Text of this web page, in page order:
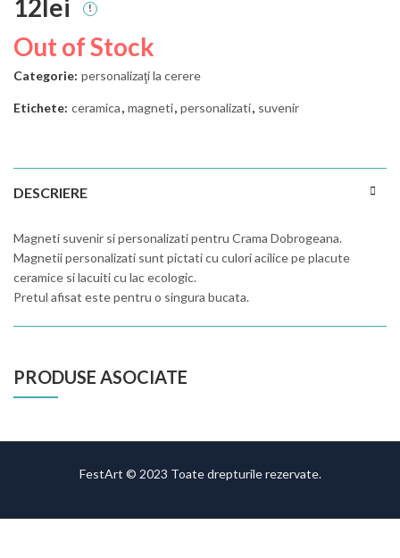
12lei
Out of Stock
Categorie: personalizaţi la cerere
Etichete: ceramica, magneti, personalizati, suvenir
DESCRIERE
Magneti suvenir si personalizati pentru Crama Dobrogeana.
Magnetii personalizati sunt pictati cu culori acilice pe placute
ceramice si lacuiti cu lac ecologic.
Pretul afisat este pentru o singura bucata.
PRODUSE ASOCIATE
FestArt © 2023 Toate drepturile rezervate.